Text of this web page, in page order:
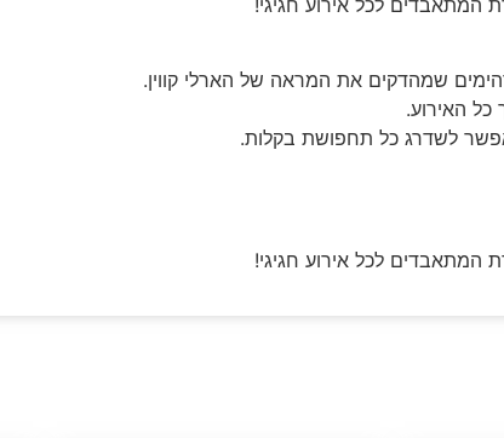
שמהדקים את המראה של הארלי קווין.
כל האירוע.
לשדרג כל תחפושת בקלות.
המתאבדים לכל אירוע חגיגי!